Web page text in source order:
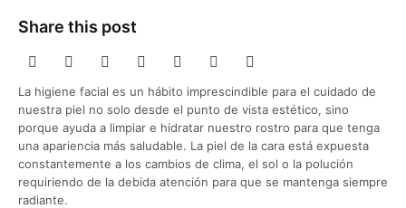
Share this post
La higiene facial es un hábito imprescindible para el cuidado de
nuestra piel no solo desde el punto de vista estético, sino
porque ayuda a limpiar e hidratar nuestro rostro para que tenga
una apariencia más saludable. La piel de la cara está expuesta
constantemente a los cambios de clima, el sol o la polución
requiriendo de la debida atención para que se mantenga siempre
radiante.